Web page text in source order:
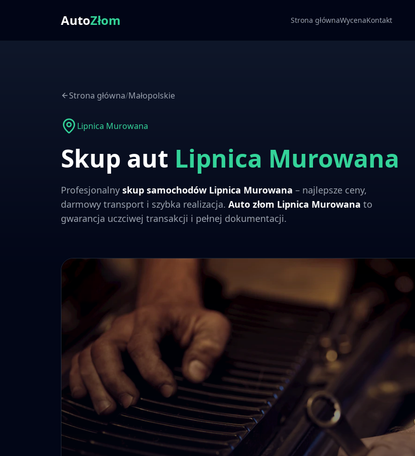
AutoZłom Strona głównaWycenaKontakt
Strona główna/Małopolskie
Lipnica Murowana
Skup aut Lipnica Murowana
Profesjonalny skup samochodów Lipnica Murowana – najlepsze ceny,
darmowy transport i szybka realizacja. Auto złom Lipnica Murowana to
gwarancja uczciwej transakcji i pełnej dokumentacji.